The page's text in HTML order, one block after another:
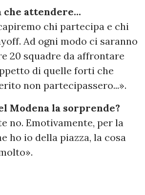
che attendere...
chi partecipa e chi
Ad ogni modo ci saranno
20 squadre da affrontare
di quelle forti che
non partecipassero...».
Modena la sorprende?
no. Emotivamente, per la
ho io della piazza, la cosa